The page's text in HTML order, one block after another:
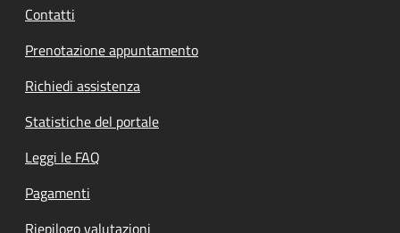
Contatti
Prenotazione appuntamento
Richiedi assistenza
Statistiche del portale
Leggi le FAQ
Pagamenti
Riepilogo valutazioni